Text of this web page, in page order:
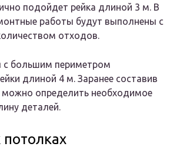
подойдет рейка длиной 3 м. В
работы будут выполнены с
отходов.
большим периметром
длиной 4 м. Заранее составив
определить необходимое
деталей.